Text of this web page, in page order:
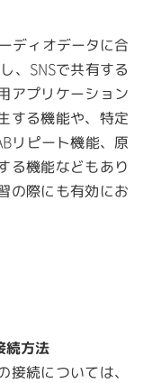
ディオデータに合
、 SNSで共有する
アプリケーション
する機能や、特定
リピート機能、原
る機能などもあり
の際にも有効にお
続方法
続については、